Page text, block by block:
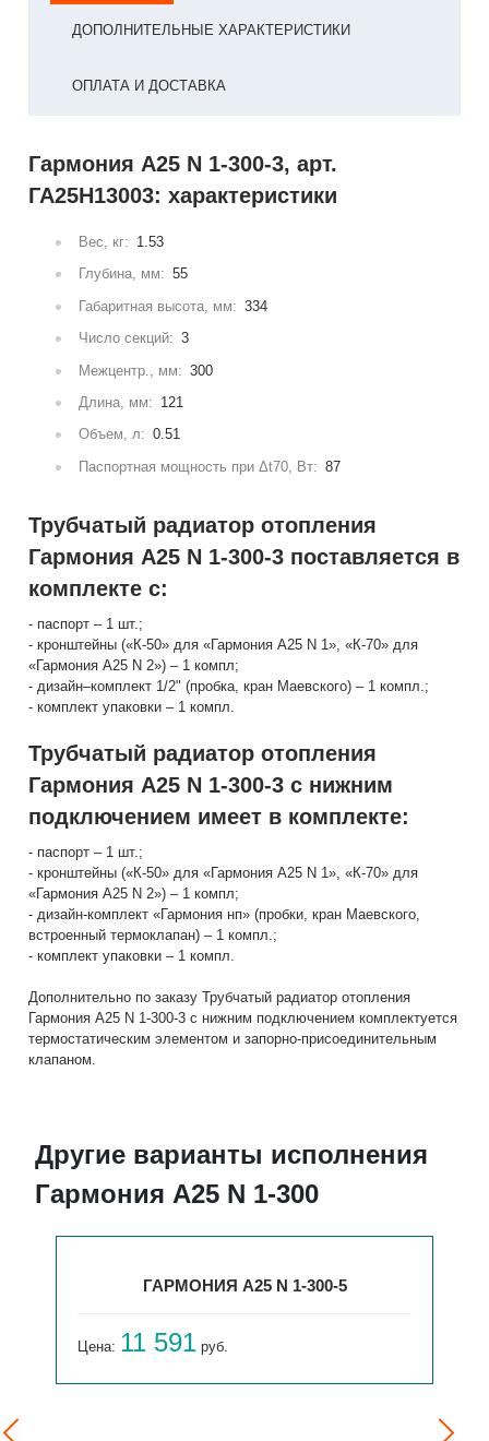
ДОПОЛНИТЕЛЬНЫЕ ХАРАКТЕРИСТИКИ
ОПЛАТА И ДОСТАВКА
Гармония А25 N 1-300-3, арт.
ГА25Н13003: характеристики
Вес, кг: 1.53
Глубина, мм: 55
Габаритная высота, мм: 334
Число секций: 3
Межцентр., мм: 300
Длина, мм: 121
Объем, л: 0.51
Паспортная мощность при Δt70, Вт: 87
Трубчатый радиатор отопления
Гармония А25 N 1-300-3 поставляется в
комплекте с:
- паспорт – 1 шт.;
- кронштейны («К-50» для «Гармония А25 N 1», «К-70» для
«Гармония А25 N 2») – 1 компл;
- дизайн–комплект 1/2" (пробка, кран Маевского) – 1 компл.;
- комплект упаковки – 1 компл.
Трубчатый радиатор отопления
Гармония А25 N 1-300-3 с нижним
подключением имеет в комплекте:
- паспорт – 1 шт.;
- кронштейны («К-50» для «Гармония А25 N 1», «К-70» для
«Гармония А25 N 2») – 1 компл;
- дизайн-комплект «Гармония нп» (пробки, кран Маевского,
встроенный термоклапан) – 1 компл.;
- комплект упаковки – 1 компл.
Дополнительно по заказу Трубчатый радиатор отопления
Гармония А25 N 1-300-3 с нижним подключением комплектуется
термостатическим элементом и запорно-присоединительным
клапаном.
Другие варианты исполнения
Гармония А25 N 1-300
ГАРМОНИЯ А25 N 1-300-5
Цена: 11 591 руб.